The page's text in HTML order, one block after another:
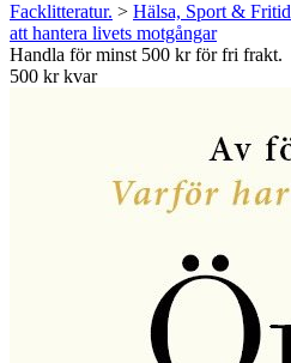
Facklitteratur. > Hälsa, Sport & Fritid
att hantera livets motgångar
Handla för minst 500 kr för fri frakt.
500 kr kvar